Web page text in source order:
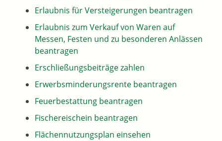
Erlaubnis für Versteigerungen beantragen
Erlaubnis zum Verkauf von Waren auf
Messen, Festen und zu besonderen Anlässen
beantragen
Erschließungsbeiträge zahlen
Erwerbsminderungsrente beantragen
Feuerbestattung beantragen
Fischereischein beantragen
Flächennutzungsplan einsehen